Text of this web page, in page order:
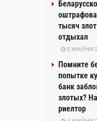
тысяч
отдыхал
5 ЖНІЎНЯ
Помните
попытке
банк
злотых?
риелтор